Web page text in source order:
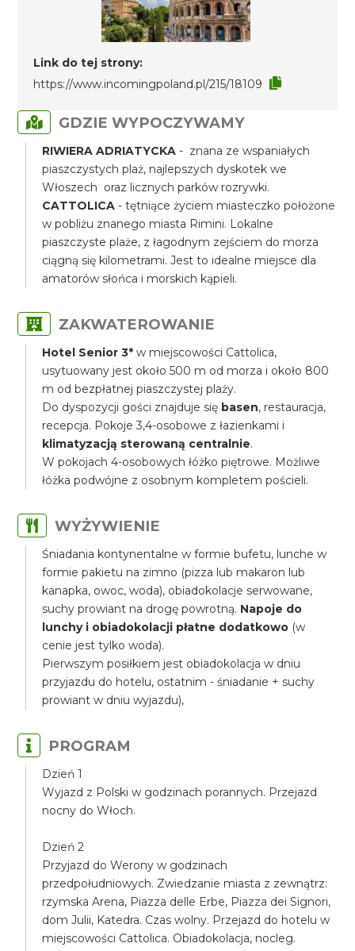
Link do tej strony:
https://www.incomingpoland.pl/215/18109
GDZIE WYPOCZYWAMY
RIWIERA ADRIATYCKA- znana ze wspaniałych
piaszczystych plaż, najlepszych dyskotek we
Włoszech oraz licznych parków rozrywki.
CATTOLICA - tętniące życiem miasteczko położone
w pobliżu znanego miasta Rimini. Lokalne
piaszczyste plaże, z łagodnym zejściem do morza
ciągną się kilometrami. Jest to idealne miejsce dla
amatorów słońca i morskich kąpieli.
ZAKWATEROWANIE
Hotel Senior 3* w miejscowości Cattolica,
usytuowany jest około 500 m od morza i około 800
m od bezpłatnej piaszczystej plaży.
Do dyspozycji gości znajduje się basen, restauracja,
recepcja. Pokoje 3,4-osobowe z łazienkami i
klimatyzacją sterowaną centralnie.
W pokojach 4-osobowych łóżko piętrowe. Możliwe
łóżka podwójne z osobnym kompletem pościeli.
WYŻYWIENIE
Śniadania kontynentalne w formie bufetu, lunche w
formie pakietu na zimno (pizza lub makaron lub
kanapka, owoc, woda), obiadokolacje serwowane,
suchy prowiant na drogę powrotną. Napoje do
lunchy i obiadokolacji płatne dodatkowo (w
cenie jest tylko woda).
Pierwszym posiłkiem jest obiadokolacja w dniu
przyjazdu do hotelu, ostatnim - śniadanie + suchy
prowiant w dniu wyjazdu),
PROGRAM
Dzień 1
Wyjazd z Polski w godzinach porannych. Przejazd
nocny do Włoch.
Dzień 2
Przyjazd do Werony w godzinach
przedpołudniowych. Zwiedzanie miasta z zewnątrz:
rzymska Arena, Piazza delle Erbe, Piazza dei Signori,
dom Julii, Katedra. Czas wolny. Przejazd do hotelu w
miejscowości Cattolica. Obiadokolacja, nocleg.